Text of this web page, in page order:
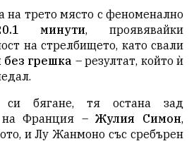
на трето място с феноменално
минути, проявявайки
на стрелбището, като свали
грешка – резултат, който ѝ
си бягане, тя остана зад
на Франция –Жулия Симон,
и Лу Жанмоно със сребърен